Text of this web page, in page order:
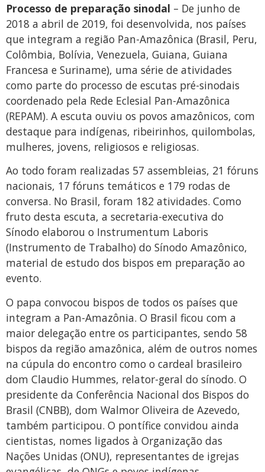
Processo de preparação sinodal – De junho de
2018 a abril de 2019, foi desenvolvida, nos países
que integram a região Pan-Amazônica (Brasil, Peru,
Colômbia, Bolívia, Venezuela, Guiana, Guiana
Francesa e Suriname), uma série de atividades
como parte do processo de escutas pré-sinodais
coordenado pela Rede Eclesial Pan-Amazônica
(REPAM). A escuta ouviu os povos amazônicos, com
destaque para indígenas, ribeirinhos, quilombolas,
mulheres, jovens, religiosos e religiosas.
Ao todo foram realizadas 57 assembleias, 21 fóruns
nacionais, 17 fóruns temáticos e 179 rodas de
conversa. No Brasil, foram 182 atividades. Como
fruto desta escuta, a secretaria-executiva do
Sínodo elaborou o Instrumentum Laboris
(Instrumento de Trabalho) do Sínodo Amazônico,
material de estudo dos bispos em preparação ao
evento.
O papa convocou bispos de todos os países que
integram a Pan-Amazônia. O Brasil ficou com a
maior delegação entre os participantes, sendo 58
bispos da região amazônica, além de outros nomes
na cúpula do encontro como o cardeal brasileiro
dom Claudio Hummes, relator-geral do sínodo. O
presidente da Conferência Nacional dos Bispos do
Brasil (CNBB), dom Walmor Oliveira de Azevedo,
também participou. O pontífice convidou ainda
cientistas, nomes ligados à Organização das
Nações Unidas (ONU), representantes de igrejas